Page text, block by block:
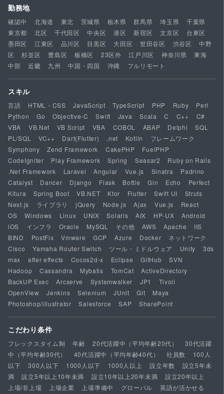
勤務地
確認中 北海道 東北 茨城県 栃木県 群馬県 埼玉県
千葉県
東京都
北区 千代田区 中央区 港区 新宿区 文京区
台東区
墨田区
江東区 品川区 目黒区 大田区 世田谷区 渋谷区
中野
区
杉並区 豊島区 板橋区 23区外 江戸川区 神奈川県
東海
中部
近畿 九州 中国・四国 沖縄 フルリモート
スキル
言語 HTML・CSS JavaScript TypeScript PHP Ruby
Perl
Python
Go Objective-C Swift Java Scala C C++
C#
VBA
VB.Net VB Script VBA COBOL ABAP Delphi
SQL
PL/SQL
VC++ Dart(Flutter) .net Kotlin
フレームワーク
Symphony
Zend Framework CakePHP
FuelPHP
CodeIgniter
Play Framework Spring Seasar2
Ruby on Rails
.Net Framework
Laravel Angular Vue.js Sinatra
Padrino
Catalyst
Dancer Django Flask Bottle Gin Echo
Perfect
Kitura
Spring Boot VB.NET Ktor Flutter Swift UI
Struts
Next.js
ライブラリ jQuery Node.js Ajax Vue.js
React
OS
Windows Linux UNIX Solaris AIX HP-UX
Android
iOS
インフラ Oracle MySQL その他 AWS Apache
IIS
BIND
PostFix Vmware GCP Azure Docker
ネットワーク
Cisco
Yamaha Router Switch ツール・ミドルウェア Unity
3ds
max
after effects Cocos2d-x Eclipse GitHub
SVN
Hadoop
Cassandra Mybatis TomCat
ActiveDirectory
BackUP Exec
Arcserve Systemwalker JP1
Tivoli
OpenView
Jenkins Selenium JUnit Git
Maya
Photoshop/illustrator
Salesforce SAP SharePoint
こだわり条件
フレックスタイム制 年齢 20代活躍中（平均年齢20代）
30代活躍
中（平均年齢30代）
40代活躍中（平均年齢40代） 社員数
100人
以下
300人以下 1000人以下 1000人以上 設立年数
設立5年未
満
設立5年以上10年未満 設立10年以上20年未満
設立20年以上
上場/非上場
上場企業 上場準備中 グローバル 英語が活かせる